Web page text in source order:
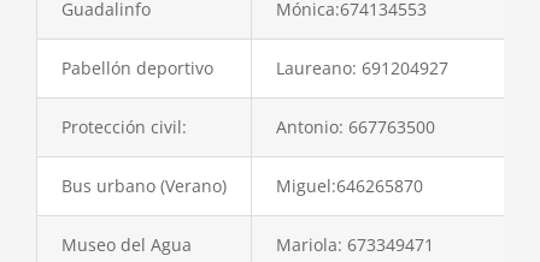
Guadalinfo Mónica:674134553
Pabellón deportivo Laureano: 691204927
Protección civil: Antonio: 667763500
Bus urbano (Verano) Miguel:646265870
Museo del Agua Mariola: 673349471